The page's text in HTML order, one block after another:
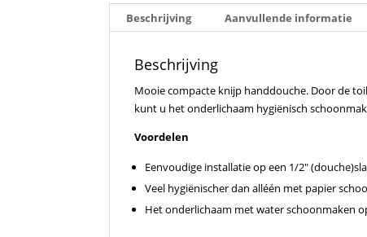
Beschrijving Aanvullende informatie
Beschrijving
Mooie compacte knijp handdouche. Door de
kunt u het onderlichaam hygiënisch
Voordelen
Eenvoudige installatie op een 1/2″
Veel hygiënischer dan alléén met papier
Het onderlichaam met water schoonmaken